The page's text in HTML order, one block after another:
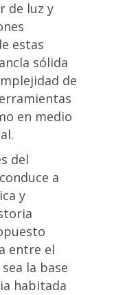
de luz y
estas
sólida
de
en medio
del
a
y
entre el
la base
habitada